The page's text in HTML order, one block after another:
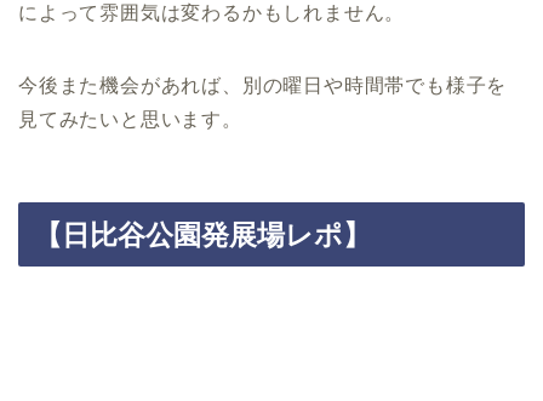
によって雰囲気は変わるかもしれません。
今後また機会があれば、別の曜日や時間帯でも様子を
見てみたいと思います。
【日比谷公園発展場レポ】